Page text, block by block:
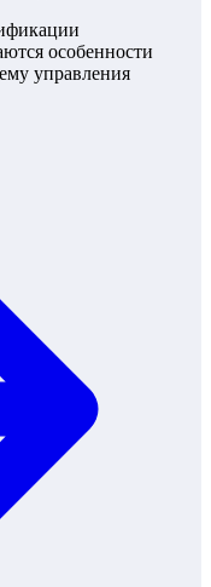
особенности
управления